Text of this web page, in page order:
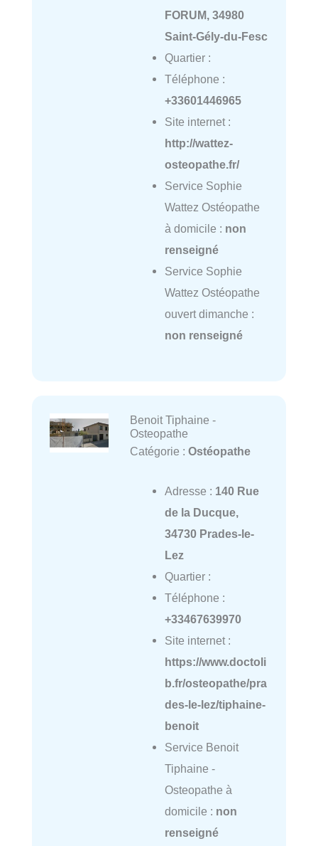
FORUM, 34980
Saint-Gély-du-Fesc
Quartier :
Téléphone :
+33601446965
Site internet :
http://wattez-
osteopathe.fr/
Service Sophie
Wattez Ostéopathe
à domicile : non
renseigné
Service Sophie
Wattez Ostéopathe
ouvert dimanche :
non renseigné
Benoit Tiphaine -
Osteopathe
Catégorie : Ostéopathe
Adresse : 140 Rue
de la Ducque,
34730 Prades-le-
Lez
Quartier :
Téléphone :
+33467639970
Site internet :
https://www.doctoli
b.fr/osteopathe/pra
des-le-lez/tiphaine-
benoit
Service Benoit
Tiphaine -
Osteopathe à
domicile : non
renseigné